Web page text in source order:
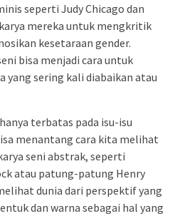
seperti Judy Chicago dan
mereka untuk mengkritik
kesetaraan gender.
bisa menjadi cara untuk
yang sering kali diabaikan atau
terbatas pada isu-isu
menantang cara kita melihat
seni abstrak, seperti
atau patung-patung Henry
dunia dari perspektif yang
dan warna sebagai hal yang